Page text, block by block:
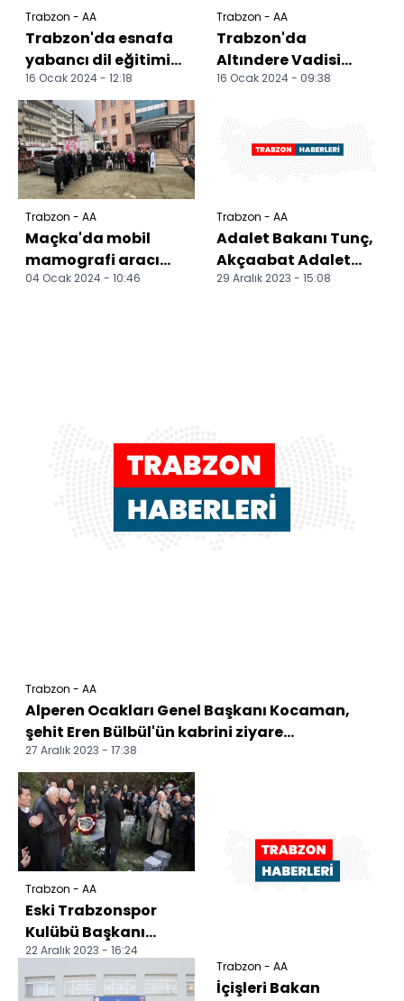
Trabzon - AA
Trabzon'da esnafa
yabancı dil eğitimi
veriliyor
16 Ocak 2024 - 12:18
Trabzon - AA
Trabzon'da
Altındere Vadisi
karla kaplandı
16 Ocak 2024 - 09:38
Trabzon - AA
Maçka'da mobil
mamografi aracı
hizmet vermeye
04 Ocak 2024 - 10:46
Trabzon - AA
Adalet Bakanı Tunç,
Akçaabat Adalet
Sarayı'nın temel
29 Aralık 2023 - 15:08
Trabzon - AA
Alperen Ocakları Genel Başkanı Kocaman,
şehit Eren Bülbül'ün kabrini ziyare...
27 Aralık 2023 - 17:38
Trabzon - AA
Eski Trabzonspor
Kulübü Başkanı
Özkan Sümer,
mezarı başında
22 Aralık 2023 - 16:24
Trabzon - AA
İçişleri Bakan